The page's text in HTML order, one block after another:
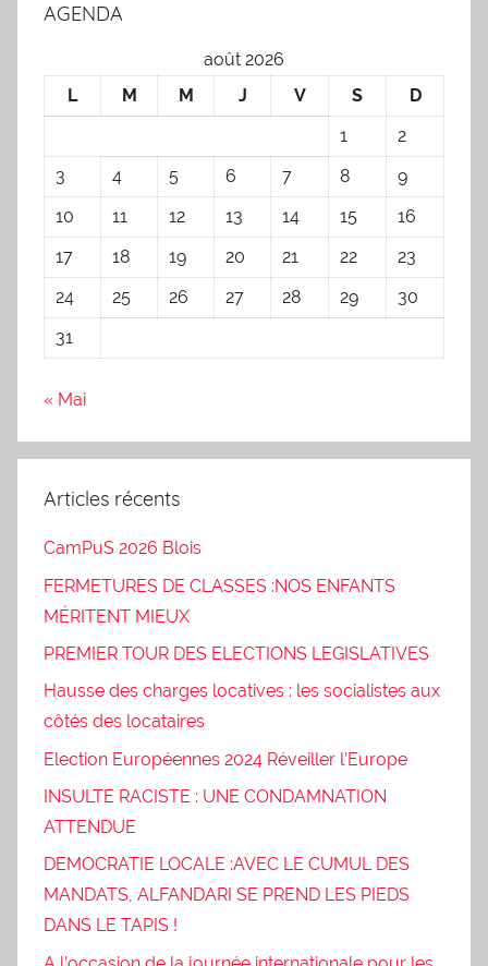
AGENDA
août 2026
L
M M J V S
D
1
2
3
4 5 6 7 8
9
10
11 12 13 14 15
16
17
18 19 20 21 22
23
24
25 26 27 28 29
30
31
« Mai
Articles récents
CamPuS 2026 Blois
FERMETURES DE CLASSES :NOS ENFANTS
MÉRITENT MIEUX
PREMIER TOUR DES ELECTIONS LEGISLATIVES
Hausse des charges locatives : les socialistes aux
côtés des locataires
Election Européennes 2024 Réveiller l’Europe
INSULTE RACISTE : UNE CONDAMNATION
ATTENDUE
DEMOCRATIE LOCALE :AVEC LE CUMUL DES
MANDATS, ALFANDARI SE PREND LES PIEDS
DANS LE TAPIS !